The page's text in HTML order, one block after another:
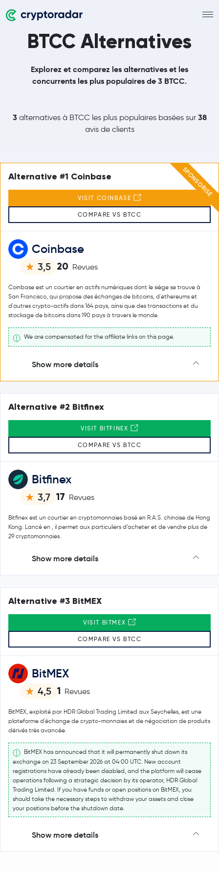
BTCC Alternatives
Explorez et comparez les alternatives et les
concurrents les plus populaires de 3 BTCC.
3alternatives à BTCC les plus populaires basées sur 38
avis de clients
SPONSORISÉ
Coinbase
3,5 20 Revues
Coinbase est un courtier en actifs numériques dont le siège se trouve à
San Francisco, qui propose des échanges de bitcoins, d'ethereums et
d'autres crypto-actifs dans 164 pays, ainsi que des transactions et du
stockage de bitcoins dans 190 pays à travers le monde.
We are compensated for the affiliate links on this page.
Show more details
Alternative #1 Coinbase
VISIT COINBASE
COMPARE VS BTCC
Bitfinex
3,7 17 Revues
Bitfinex est un courtier en cryptomonnaies basé en R.A.S. chinoise de Hong
Kong. Lancé en , il permet aux particuliers d’acheter et de vendre plus de
29 cryptomonnaies.
Show more details
Alternative #2 Bitfinex
VISIT BITFINEX
COMPARE VS BTCC
BitMEX
4,5 1 Revues
BitMEX, exploité par HDR Global Trading Limited aux Seychelles, est une
plateforme d'échange de crypto-monnaies et de négociation de produits
dérivés très avancée.
BitMEX has announced that it will permanently shut down its
exchange on 23 September 2026 at 04:00 UTC. New account
registrations have already been disabled, and the platform will cease
operations following a strategic decision by its operator, HDR Global
Trading Limited. If you have funds or open positions on BitMEX, you
should take the necessary steps to withdraw your assets and close
your positions before the shutdown date.
Show more details
Alternative #3 BitMEX
VISIT BITMEX
COMPARE VS BTCC